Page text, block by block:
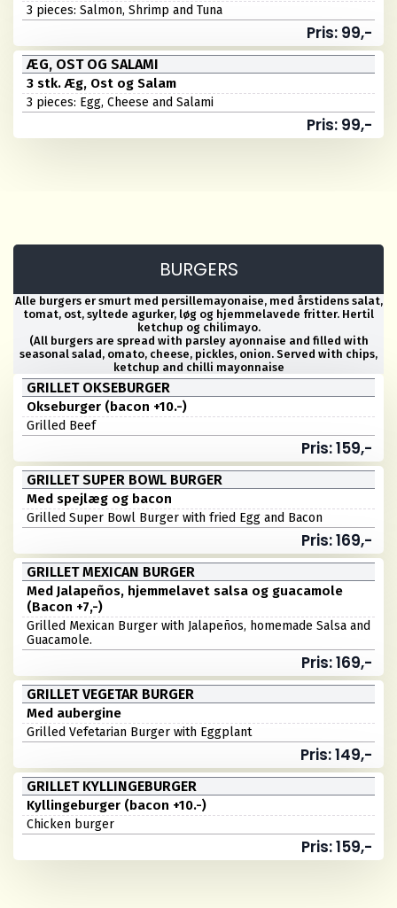
3 pieces: Salmon, Shrimp and Tuna
Pris: 99,-
ÆG, OST OG SALAMI
3 stk. Æg, Ost og Salam
3 pieces: Egg, Cheese and Salami
Pris: 99,-
BURGERS
Alle burgers er smurt med persillemayonaise, med årstidens salat,
tomat, ost, syltede agurker, løg og hjemmelavede fritter. Hertil
ketchup og chilimayo.
(All burgers are spread with parsley ayonnaise and filled with
seasonal salad, omato, cheese, pickles, onion. Served with chips,
ketchup and chilli mayonnaise
GRILLET OKSEBURGER
Okseburger (bacon +10.-)
Grilled Beef
Pris: 159,-
GRILLET SUPER BOWL BURGER
Med spejlæg og bacon
Grilled Super Bowl Burger with fried Egg and Bacon
Pris: 169,-
GRILLET MEXICAN BURGER
Med Jalapeños, hjemmelavet salsa og guacamole
(Bacon +7,-)
Grilled Mexican Burger with Jalapeños, homemade Salsa and
Guacamole.
Pris: 169,-
GRILLET VEGETAR BURGER
Med aubergine
Grilled Vefetarian Burger with Eggplant
Pris: 149,-
GRILLET KYLLINGEBURGER
Kyllingeburger (bacon +10.-)
Chicken burger
Pris: 159,-